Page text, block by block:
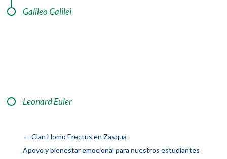
Galileo Galilei
Leonard Euler
← Clan Homo Erectus en Zasqua
Apoyo y bienestar emocional para nuestros estudiantes